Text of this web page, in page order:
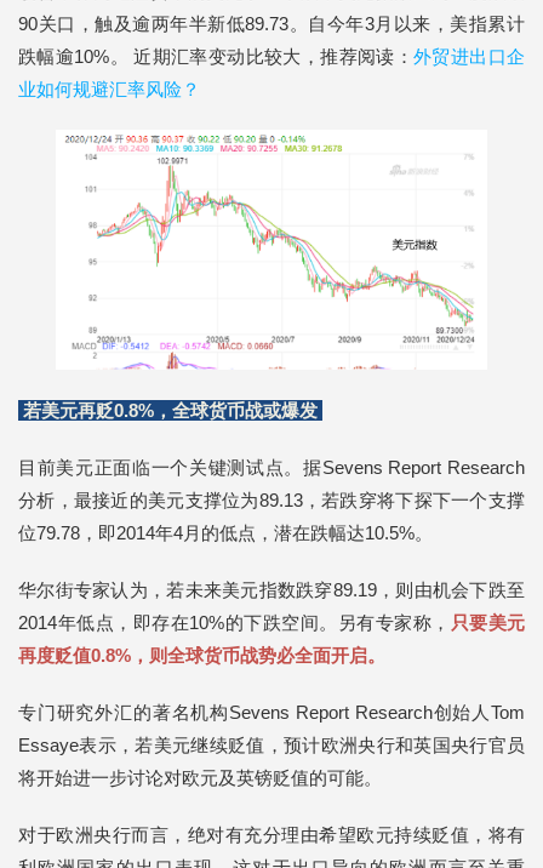
90关口，触及逾两年半新低89.73。自今年3月以来，美指累计
跌幅逾10%。 近期汇率变动比较大，推荐阅读：外贸进出口企
业如何规避汇率风险？
若美元再贬0.8%，全球货币战或爆发
目前美元正面临一个关键测试点。据Sevens Report Research
分析，最接近的美元支撑位为89.13，若跌穿将下探下一个支撑
位79.78，即2014年4月的低点，潜在跌幅达10.5%。
华尔街专家认为，若未来美元指数跌穿89.19，则由机会下跌至
2014年低点，即存在10%的下跌空间。另有专家称， 只要美元
再度贬值0.8%，则全球货币战势必全面开启。
专门研究外汇的著名机构Sevens Report Research创始人Tom
Essaye表示，若美元继续贬值，预计欧洲央行和英国央行官员
将开始进一步讨论对欧元及英镑贬值的可能。
对于欧洲央行而言，绝对有充分理由希望欧元持续贬值，将有